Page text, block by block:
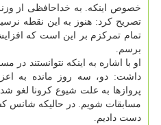
خصوص اینكه. به خداحافظی از
تصریح كرد: هنوز به این نقطه
تمام تمركزم بر این است كه
برسم.
او با اشاره به اینكه نتوانستند
داشت: دو، سه روز مانده به
پروازها به علت شیوع كرونا لغو
مسابقات شویم. در حالیكه شانس
دست دادیم.